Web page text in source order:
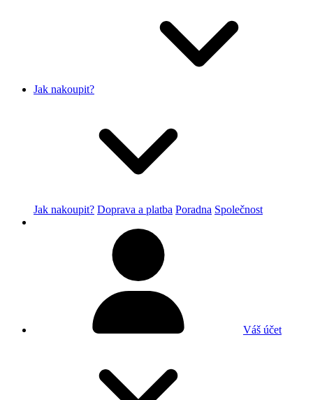
Jak nakoupit?
Jak nakoupit? Doprava a platba Poradna Společnost
Váš účet